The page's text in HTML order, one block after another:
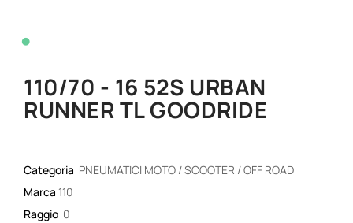
•
110/70 - 16 52S URBAN
RUNNER TL GOODRIDE
Categoria PNEUMATICI MOTO / SCOOTER / OFF ROAD
Marca 110
Raggio 0